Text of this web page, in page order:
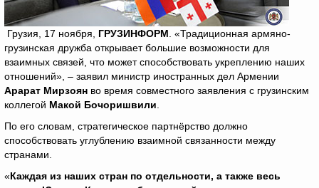
Грузия, 17 ноября, ГРУЗИНФОРМ . «Традиционная армяно-
грузинская дружба открывает большие возможности для
взаимных связей, что может способствовать укреплению наших
отношений», – заявил министр иностранных дел Армении
Арарат Мирзоян во время совместного заявления с грузинским
коллегой Макой Бочоришвили
По его словам, стратегическое партнёрство должно
способствовать углублению взаимной связанности между
странами.
«Каждая из наших стран по отдельности, а также весь